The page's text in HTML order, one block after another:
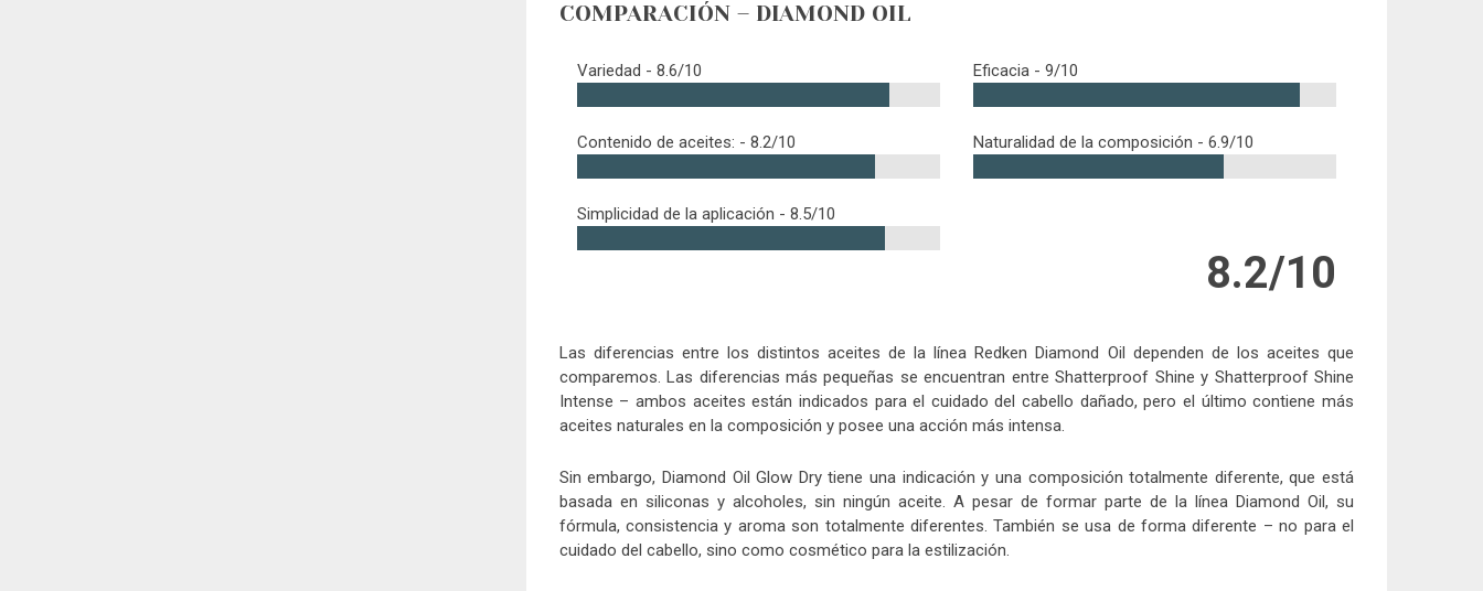
COMPARACIÓN – DIAMOND OIL
Variedad - 8.6/10 Eficacia - 9/10
Contenido de aceites: - 8.2/10 Naturalidad de la composición - 6.9/10
Simplicidad de la aplicación - 8.5/10
8.2/10
Las diferencias entre los distintos aceites de la línea Redken Diamond Oil dependen de los aceites que
comparemos. Las diferencias más pequeñas se encuentran entre Shatterproof Shine y Shatterproof Shine
Intense – ambos aceites están indicados para el cuidado del cabello dañado, pero el último contiene más
aceites naturales en la composición y posee una acción más intensa.
Sin embargo, Diamond Oil Glow Dry tiene una indicación y una composición totalmente diferente, que está
basada en siliconas y alcoholes, sin ningún aceite. A pesar de formar parte de la línea Diamond Oil, su
fórmula, consistencia y aroma son totalmente diferentes. También se usa de forma diferente – no para el
cuidado del cabello, sino como cosmético para la estilización.